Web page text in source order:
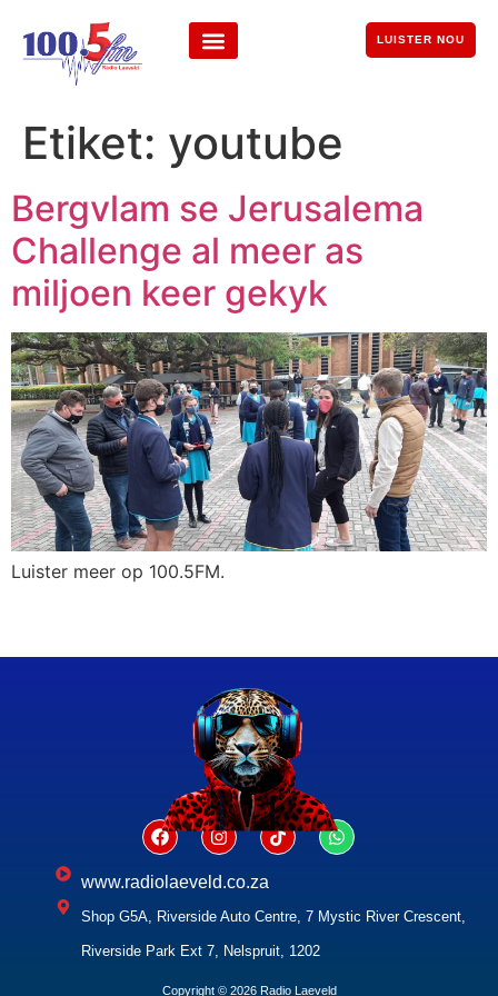
LUISTER NOU
Etiket: youtube
Bergvlam se Jerusalema
Challenge al meer as
miljoen keer gekyk
Luister meer op 100.5FM.
www.radiolaeveld.co.za
Shop G5A, Riverside Auto Centre, 7 Mystic River Crescent,
Riverside Park Ext 7, Nelspruit, 1202
Copyright © 2026 Radio Laeveld